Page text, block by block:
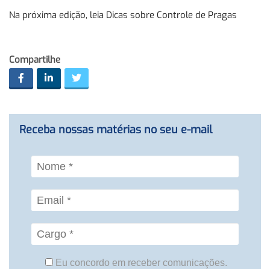
Na próxima edição, leia Dicas sobre Controle de Pragas
Compartilhe
Receba nossas matérias no seu e-mail
Eu concordo em receber comunicações.